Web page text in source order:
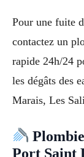
Pour une fuite
contactez un
rapide 24h/24
les dégâts des
Marais, Les
Port Saint